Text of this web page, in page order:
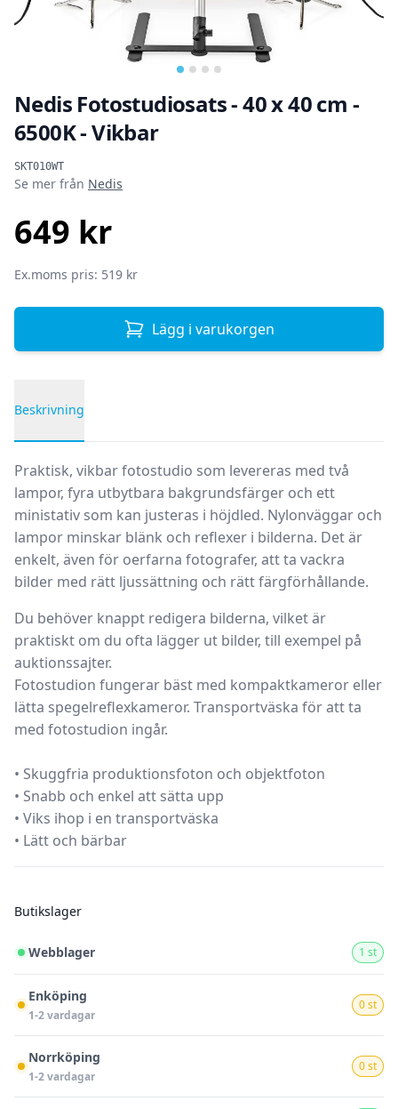
Nedis Fotostudiosats - 40 x 40 cm -
6500K - Vikbar
SKT010WT
Produktinformation
Se mer från Nedis
649 kr
Ex.moms pris: 519 kr
Lägg i varukorgen
Beskrivning
Praktisk, vikbar fotostudio som levereras med två
lampor, fyra utbytbara bakgrundsfärger och ett
ministativ som kan justeras i höjdled. Nylonväggar och
lampor minskar blänk och reflexer i bilderna. Det är
enkelt, även för oerfarna fotografer, att ta vackra
bilder med rätt ljussättning och rätt färgförhållande.
Du behöver knappt redigera bilderna, vilket är
praktiskt om du ofta lägger ut bilder, till exempel på
auktionssajter.
Fotostudion fungerar bäst med kompaktkameror eller
lätta spegelreflexkameror. Transportväska för att ta
med fotostudion ingår.
• Skuggfria produktionsfoton och objektfoton
• Snabb och enkel att sätta upp
• Viks ihop i en transportväska
• Lätt och bärbar
Butikslager
Webblager 1 st
Enköping
1-2 vardagar
0 st
Norrköping
1-2 vardagar
0 st